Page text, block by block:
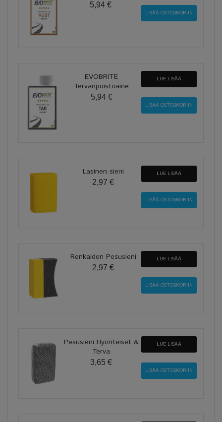
5,94 €
EVOBRITE
Tervanpoistoaine
5,94 €
LUE LISÄÄ
Lasinen sieni
2,97 €
LUE LISÄÄ
Renkaiden Pesusieni
2,97 €
LUE LISÄÄ
Pesusieni Hyönteiset &
Terva
3,65 €
LUE LISÄÄ